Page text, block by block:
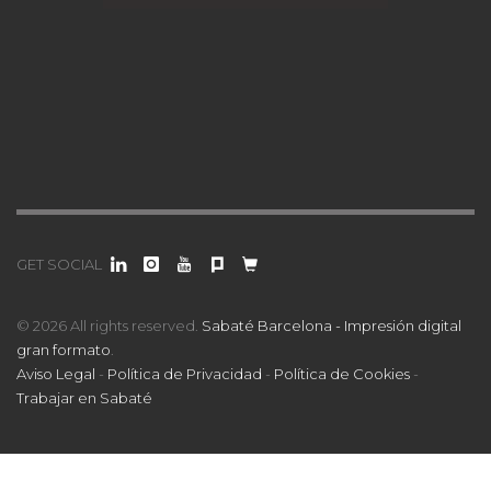
GET SOCIAL
© 2026 All rights reserved. Sabaté Barcelona - Impresión digital
gran formato.
Aviso Legal - Política de Privacidad - Política de Cookies -
Trabajar en Sabaté